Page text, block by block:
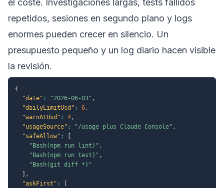
el coste. Investigaciones largas, tests fallidos
repetidos, sesiones en segundo plano y logs
enormes pueden crecer en silencio. Un
presupuesto pequeño y un log diario hacen visible
la revisión.
{
"date" : "2026-06-03" ,
"dailyLimitUsd" : 6,
"warnAtUsd" : 4,
"usageSource" : "/usage plus Claude Console" ,
"safeAllow" :
"Bash(npm run lint)" ,
"Bash(npm run test)" ,
"Bash(git diff *)"
,
"askFirst" :